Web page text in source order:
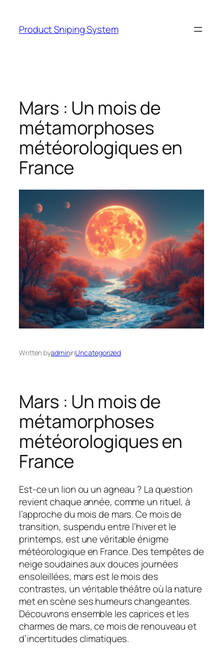
content
Product Sniping System
Mars : Un mois de
métamorphoses
météorologiques en
France
Written byadmininUncategorized
Mars : Un mois de
métamorphoses
météorologiques en
France
Est-ce un lion ou un agneau ? La question
revient chaque année, comme un rituel, à
l’approche du mois de mars. Ce mois de
transition, suspendu entre l’hiver et le
printemps, est une véritable énigme
météorologique en France. Des tempêtes de
neige soudaines aux douces journées
ensoleillées, mars est le mois des
contrastes, un véritable théâtre où la nature
met en scène ses humeurs changeantes.
Découvrons ensemble les caprices et les
charmes de mars, ce mois de renouveau et
d’incertitudes climatiques.